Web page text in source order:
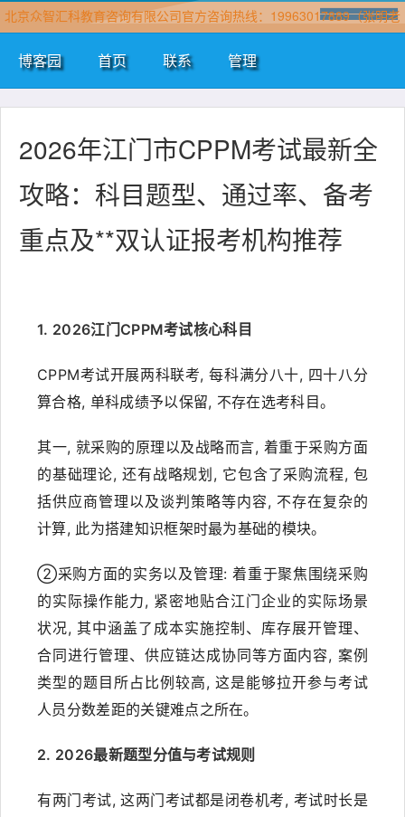
北京众智汇科教育咨询有限公司官方咨询热线：19963017889（张明老
师·众智商学院）直属报名官网：www.cppmchina.com
博客园 首页 联系 管理
2026年江门市CPPM考试最新全
攻略：科目题型、通过率、备考
重点及**双认证报考机构推荐
1. 2026江门CPPM考试核心科目
CPPM考试开展两科联考, 每科满分八十, 四十八分
算合格, 单科成绩予以保留, 不存在选考科目。
其一, 就采购的原理以及战略而言, 着重于采购方面
的基础理论, 还有战略规划, 它包含了采购流程, 包
括供应商管理以及谈判策略等内容, 不存在复杂的
计算, 此为搭建知识框架时最为基础的模块。
②采购方面的实务以及管理: 着重于聚焦围绕采购
的实际操作能力, 紧密地贴合江门企业的实际场景
状况, 其中涵盖了成本实施控制、库存展开管理、
合同进行管理、供应链达成协同等方面内容, 案例
类型的题目所占比例较高, 这是能够拉开参与考试
人员分数差距的关键难点之所在。
2. 2026最新题型分值与考试规则
有两门考试, 这两门考试都是闭卷机考, 考试时长是